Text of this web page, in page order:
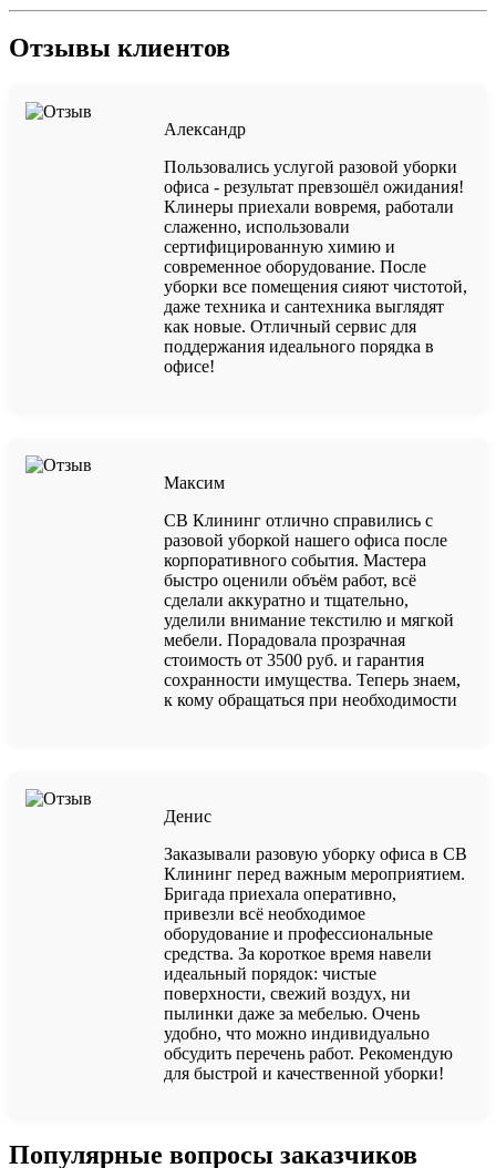
Отзывы клиентов
Александр
Пользовались услугой разовой уборки
офиса - результат превзошёл ожидания!
Клинеры приехали вовремя, работали
слаженно, использовали
сертифицированную химию и
современное оборудование. После
уборки все помещения сияют чистотой,
даже техника и сантехника выглядят
как новые. Отличный сервис для
поддержания идеального порядка в
офисе!
Максим
СВ Клининг отлично справились с
разовой уборкой нашего офиса после
корпоративного события. Мастера
быстро оценили объём работ, всё
сделали аккуратно и тщательно,
уделили внимание текстилю и мягкой
мебели. Порадовала прозрачная
стоимость от 3500 руб. и гарантия
сохранности имущества. Теперь знаем,
к кому обращаться при необходимости
Денис
Заказывали разовую уборку офиса в СВ
Клининг перед важным мероприятием.
Бригада приехала оперативно,
привезли всё необходимое
оборудование и профессиональные
средства. За короткое время навели
идеальный порядок: чистые
поверхности, свежий воздух, ни
пылинки даже за мебелью. Очень
удобно, что можно индивидуально
обсудить перечень работ. Рекомендую
для быстрой и качественной уборки!
Популярные вопросы заказчиков